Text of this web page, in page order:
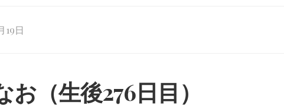
19日
お（生後276日目）